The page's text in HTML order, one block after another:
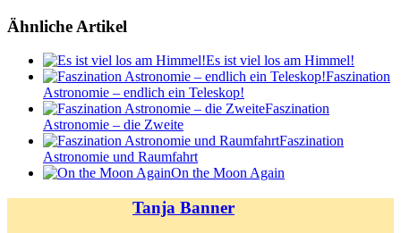
Ähnliche Artikel
Es ist viel los am Himmel!
Faszination
Astronomie – endlich ein Teleskop!
Faszination
Astronomie – die Zweite
Faszination
Astronomie und Raumfahrt
On the Moon Again
Tanja Banner